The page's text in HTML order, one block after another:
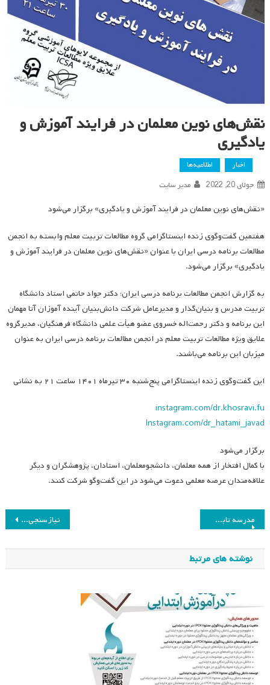
نقش‌های نوین معلمان در فرایند آموزش و
یادگیری
اخبار اطلاعیه‌ها
جولای 20, 2022 مدیر سایت
«نقش‌های نوین معلمان در فرایند آموزش و یادگیری» برگزار می‌شود
هفتمین گفت‌وگوی زنده اینستاگرامی گروه مطالعات تربیت معلم وابسته به انجمن
مطالعات برنامه درسی ایران با عنوان «نقش‌های نوین معلمان در فرایند آموزش و
یادگیری» برگزار می‌شود.
به گزارش انجمن مطالعات برنامه درسی ایران؛ دکتر جواد حاتمی استاد دانشگاه
تربیت مدرس و بنیان‌گذار و مدیرعامل شرکت دانش‌بنیان آینده آموزان آتا مهمان
این برنامه و دکتر رحمت‌اله خسروی عضو هیأت علمی دانشگاه فرهنگیان، مدیرگروه
علایق ویژه مطالعات تربیت معلم در انجمن مطالعات برنامه درسی ایران به عنوان
میزبان این برنامه می‌باشند.
این گفت‌وگوی زنده اینستاگرامی پنج‌شنبه ۳۰ تیرماه ۱۴۰۱ ساعت ۲۱ به نشانی
instagram.com/dr.khosravi.fu
Instagram.com/dr_hatami_javad
برگزار می‌شود
با کمال افتخار از همه معلمان، دانشجومعلمان، استادان، پژوهشگران و دیگر
علاقه‌مندان عرصه معلمی دعوت می‌شود در این گفت‌وگو شرکت کنند.
راهبری
نوشته
نیازسنجی کمیسیون آموزش در رابطه با برنامه‌ها و کارگاه‌های آموزشی مدرسه تابستانه مجازی؛ سلسله نشست‌های برنامه درسی محیط کار
نوشته های مرتبط